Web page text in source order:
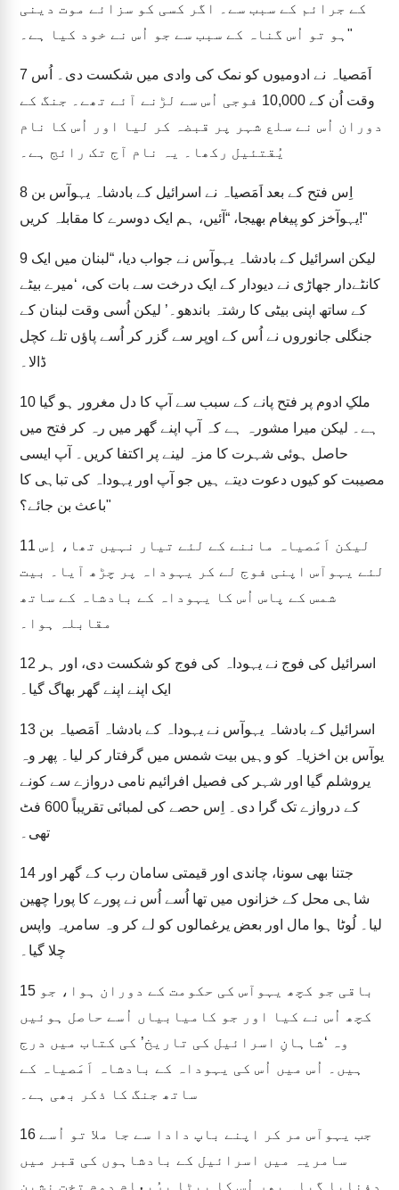
کے جرائم کے سبب سے۔ اگر کسی کو سزائے موت دینی
ہو تو اُس گناہ کے سبب سے جو اُس نے خود کیا ہے۔"
7
وقت اُن کے 10,000 فوجی اُس سے لڑنے آئے تھے۔ جنگ کے
دوران اُس نے سلع شہر پر قبضہ کر لیا اور اُس کا نام
یُقتئیل رکھا۔ یہ نام آج تک رائج ہے۔
8
یہوآخز کو پیغام بھیجا، “آئیں، ہم ایک دوسرے کا مقابلہ کریں!"
9
کانٹےدار جھاڑی نے دیودار کے ایک درخت سے بات کی، ‘میرے بیٹے
کے ساتھ اپنی بیٹی کا رشتہ باندھو۔’ لیکن اُسی وقت لبنان کے
جنگلی جانوروں نے اُس کے اوپر سے گزر کر اُسے پاؤں تلے کچل
ڈالا۔
10
ہے۔ لیکن میرا مشورہ ہے کہ آپ اپنے گھر میں رہ کر فتح میں
حاصل ہوئی شہرت کا مزہ لینے پر اکتفا کریں۔ آپ ایسی
مصیبت کو کیوں دعوت دیتے ہیں جو آپ اور یہوداہ کی تباہی کا
باعث بن جائے؟"
11
لئے یہوآس اپنی فوج لے کر یہوداہ پر چڑھ آیا۔ بیت
شمس کے پاس اُس کا یہوداہ کے بادشاہ کے ساتھ
مقابلہ ہوا۔
12
ایک اپنے اپنے گھر بھاگ گیا۔
13
یوآس بن اخزیاہ کو وہیں بیت شمس میں گرفتار کر لیا۔ پھر وہ
یروشلم گیا اور شہر کی فصیل افرائیم نامی دروازے سے کونے
کے دروازے تک گرا دی۔ اِس حصے کی لمبائی تقریباً 600 فٹ
تھی۔
14
شاہی محل کے خزانوں میں تھا اُسے اُس نے پورے کا پورا چھین
لیا۔ لُوٹا ہوا مال اور بعض یرغمالوں کو لے کر وہ سامریہ واپس
چلا گیا۔
15
کچھ اُس نے کیا اور جو کامیابیاں اُسے حاصل ہوئیں
وہ ‘شاہانِ اسرائیل کی تاریخ’ کی کتاب میں درج
ہیں۔ اُس میں اُس کی یہوداہ کے بادشاہ اَمَصیاہ کے
ساتھ جنگ کا ذکر بھی ہے۔
16
سامریہ میں اسرائیل کے بادشاہوں کی قبر میں
دفنایا گیا۔ پھر اُس کا بیٹا یرُبعام دوم تخت نشین